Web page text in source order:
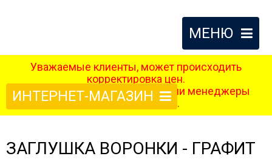
МЕНЮ
Уважаемые клиенты, может происходить
корректировка цен.
После оформления заказа наши менеджеры
свяжутся с вами.
ИНТЕРНЕТ-МАГАЗИН
ЗАГЛУШКА ВОРОНКИ - ГРАФИТ